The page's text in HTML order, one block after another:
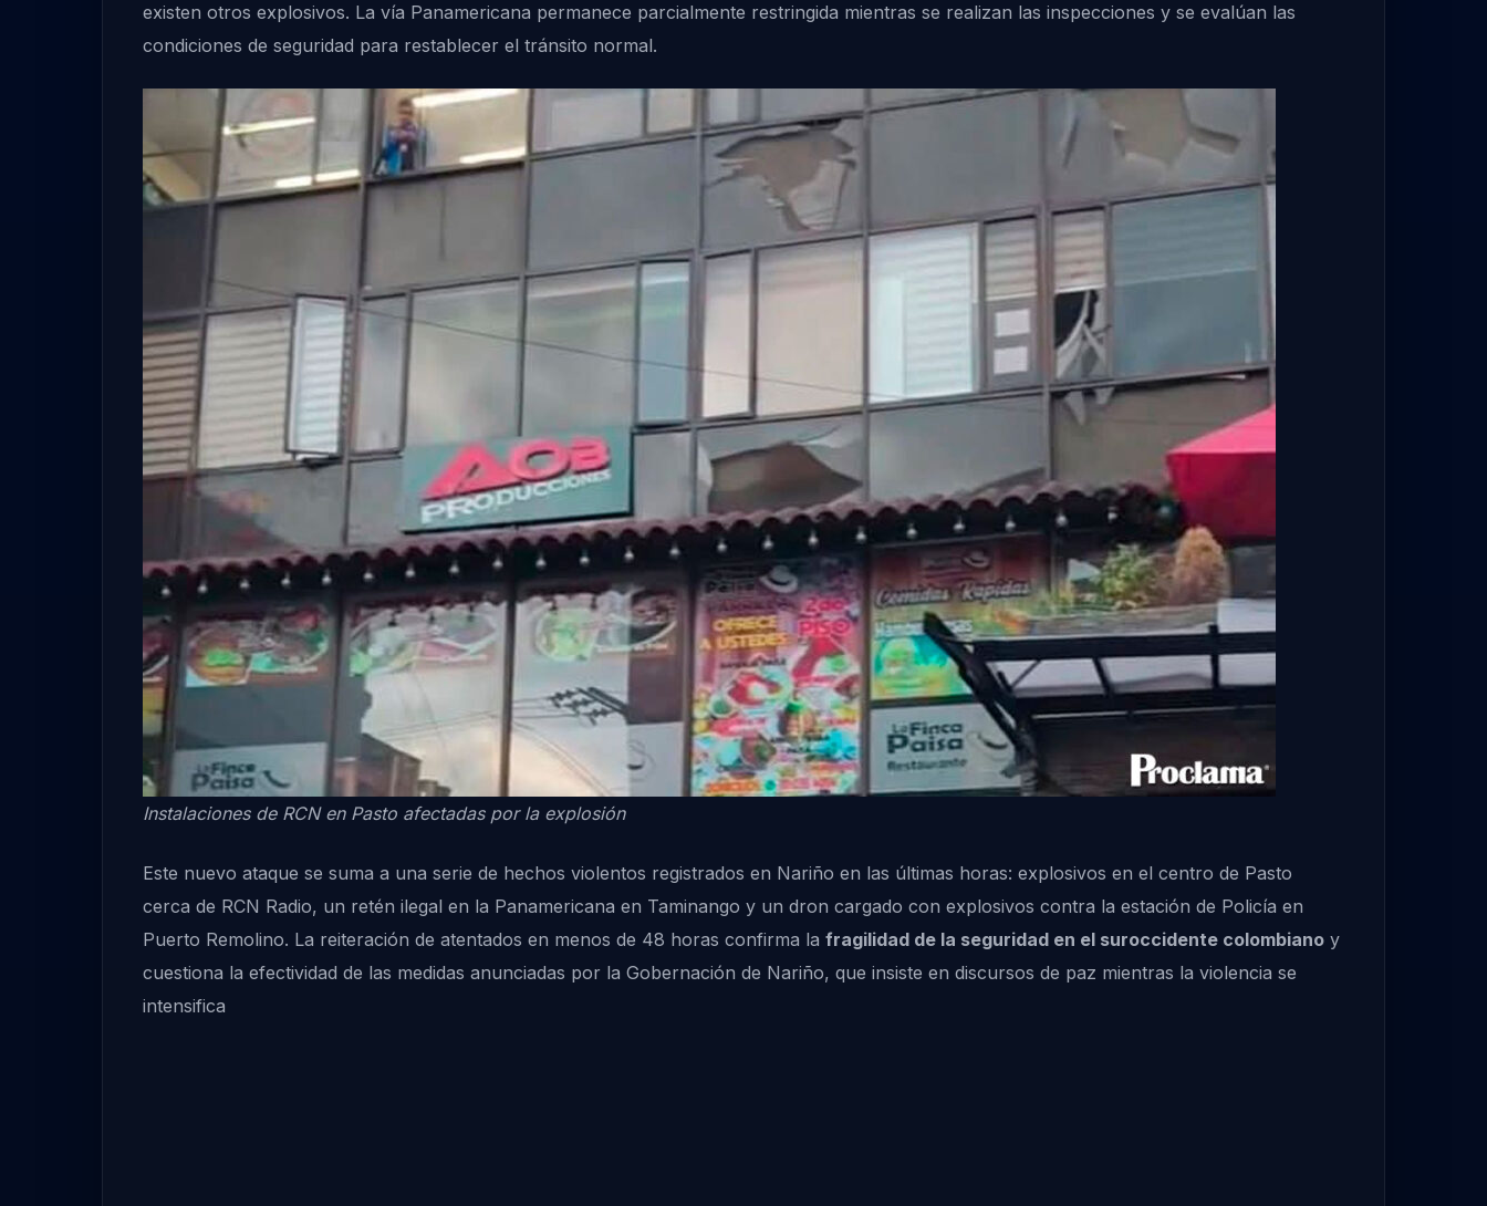
existen otros explosivos. La vía Panamericana permanece parcialmente restringida mientras se realizan las inspecciones y se evalúan las
condiciones de seguridad para restablecer el tránsito normal.
Instalaciones de RCN en Pasto afectadas por la explosión
Este nuevo ataque se suma a una serie de hechos violentos registrados en Nariño en las últimas horas: explosivos en el centro de Pasto
cerca de RCN Radio, un retén ilegal en la Panamericana en Taminango y un dron cargado con explosivos contra la estación de Policía en
Puerto Remolino. La reiteración de atentados en menos de 48 horas confirma la fragilidad de la seguridad en el suroccidente colombiano y
cuestiona la efectividad de las medidas anunciadas por la Gobernación de Nariño, que insiste en discursos de paz mientras la violencia se
intensifica